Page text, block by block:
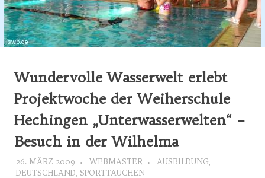
Wundervolle Wasserwelt erlebt
Projektwoche der Weiherschule
Hechingen „Unterwasserwelten“ –
Besuch in der Wilhelma
26. MÄRZ 2009 WEBMASTER AUSBILDUNG
DEUTSCHLAND SPORTTAUCHEN